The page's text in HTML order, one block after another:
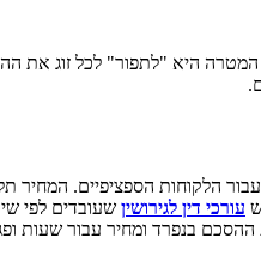
היא "לתפור" לכל זוג את
הספציפיים. המחיר
עורכי דין לגירושין שעובדים לפי
ההסכם בנפרד ומחיר עבור